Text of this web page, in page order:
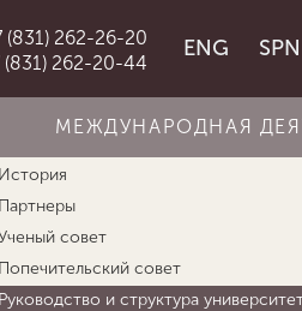
(831) 262-26-20
(831) 262-20-44
ENG SPN
МЕЖДУНАРОДНАЯ
университете
История
Партнеры
совет
Попечительский совет
Руководство и структура